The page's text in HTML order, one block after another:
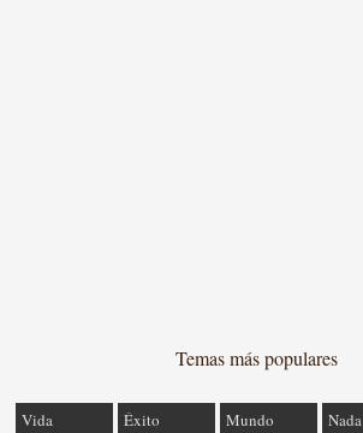
Temas más populares
Vida Éxito Mundo Nada